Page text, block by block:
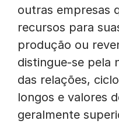
outras empresas
recursos para
produção ou
distingue-se pela
das relações,
longos e valores
geralmente